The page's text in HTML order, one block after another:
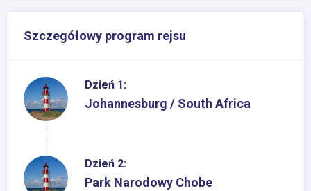
Szczegółowy program rejsu
Dzień 1:
Johannesburg / South Africa
Dzień 2:
Park Narodowy Chobe